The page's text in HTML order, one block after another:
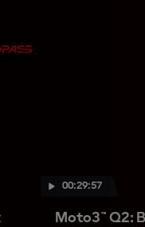
00:29:57
Moto3™ Q2: